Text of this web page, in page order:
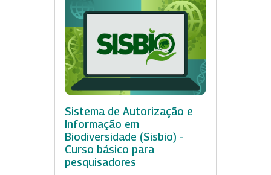
Sistema de Autorização e
Informação em
Biodiversidade (Sisbio) -
Curso básico para
pesquisadores